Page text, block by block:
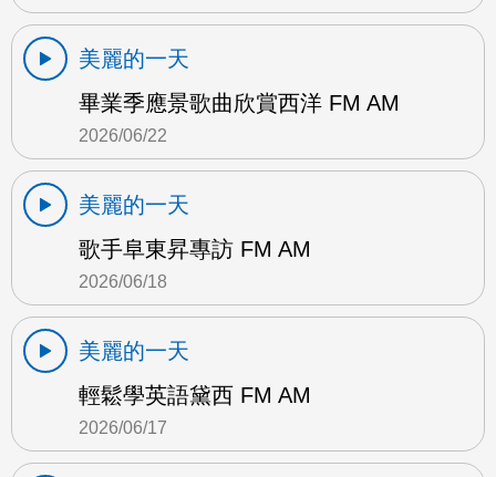
美麗的一天
畢業季應景歌曲欣賞西洋 FM AM
2026/06/22
美麗的一天
歌手阜東昇專訪 FM AM
2026/06/18
美麗的一天
輕鬆學英語黛西 FM AM
2026/06/17